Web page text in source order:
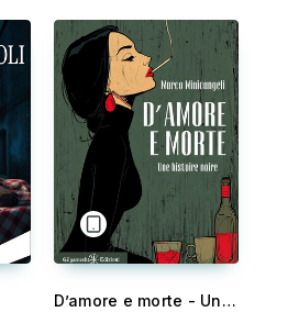
D’amore e morte - Une histoire noire